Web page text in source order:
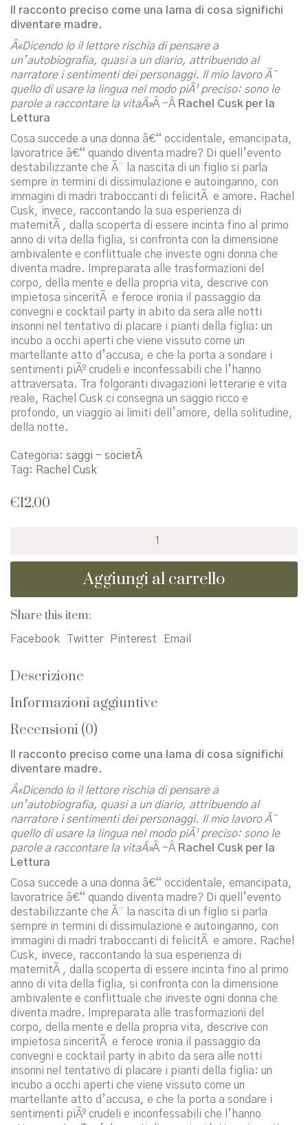
Il racconto preciso come una lama di cosa significhi
diventare madre.
Â«Dicendo Io il lettore rischia di pensare a
un’autobiografia, quasi a un diario, attribuendo al
narratore i sentimenti dei personaggi. Il mio lavoro Ã¨
quello di usare la lingua nel modo piÃ¹ preciso: sono le
parole a raccontare la vitaÂ»Â -Â Rachel Cusk per la
Lettura
Cosa succede a una donna â€“ occidentale, emancipata,
lavoratrice â€“ quando diventa madre? Di quell’evento
destabilizzante che Ã¨ la nascita di un figlio si parla
sempre in termini di dissimulazione e autoinganno, con
immagini di madri traboccanti di felicitÃ e amore. Rachel
Cusk, invece, raccontando la sua esperienza di
maternitÃ , dalla scoperta di essere incinta fino al primo
anno di vita della figlia, si confronta con la dimensione
ambivalente e conflittuale che investe ogni donna che
diventa madre. Impreparata alle trasformazioni del
corpo, della mente e della propria vita, descrive con
impietosa sinceritÃ e feroce ironia il passaggio da
convegni e cocktail party in abito da sera alle notti
insonni nel tentativo di placare i pianti della figlia: un
incubo a occhi aperti che viene vissuto come un
martellante atto d’accusa, e che la porta a sondare i
sentimenti piÃº crudeli e inconfessabili che l’hanno
attraversata. Tra folgoranti divagazioni letterarie e vita
reale, Rachel Cusk ci consegna un saggio ricco e
profondo, un viaggio ai limiti dell’amore, della solitudine,
della notte.
Categoria: saggi - societÃ
Tag: Rachel Cusk
€12,00
di
diventare
madri
Aggiungi al carrello
Share this item:
Facebook Twitter Pinterest Email
Descrizione
Informazioni aggiuntive
Recensioni (0)
Il racconto preciso come una lama di cosa significhi
diventare madre.
Â«Dicendo Io il lettore rischia di pensare a
un’autobiografia, quasi a un diario, attribuendo al
narratore i sentimenti dei personaggi. Il mio lavoro Ã¨
quello di usare la lingua nel modo piÃ¹ preciso: sono le
parole a raccontare la vitaÂ»Â -Â Rachel Cusk per la
Lettura
Cosa succede a una donna â€“ occidentale, emancipata,
lavoratrice â€“ quando diventa madre? Di quell’evento
destabilizzante che Ã¨ la nascita di un figlio si parla
sempre in termini di dissimulazione e autoinganno, con
immagini di madri traboccanti di felicitÃ e amore. Rachel
Cusk, invece, raccontando la sua esperienza di
maternitÃ , dalla scoperta di essere incinta fino al primo
anno di vita della figlia, si confronta con la dimensione
ambivalente e conflittuale che investe ogni donna che
diventa madre. Impreparata alle trasformazioni del
corpo, della mente e della propria vita, descrive con
impietosa sinceritÃ e feroce ironia il passaggio da
convegni e cocktail party in abito da sera alle notti
insonni nel tentativo di placare i pianti della figlia: un
incubo a occhi aperti che viene vissuto come un
martellante atto d’accusa, e che la porta a sondare i
sentimenti piÃº crudeli e inconfessabili che l’hanno